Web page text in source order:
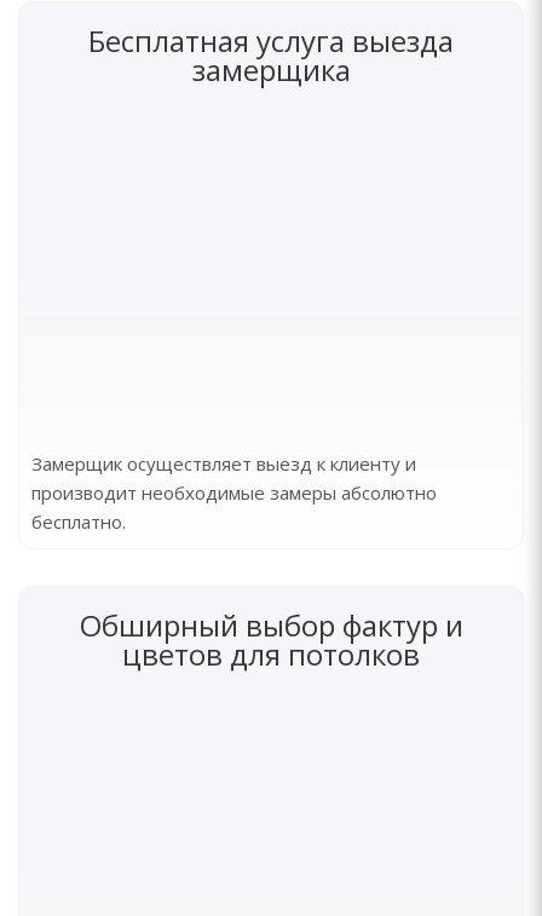
Бесплатная услуга выезда
замерщика
Замерщик осуществляет выезд к клиенту и
производит необходимые замеры абсолютно
бесплатно.
Обширный выбор фактур и
цветов для потолков